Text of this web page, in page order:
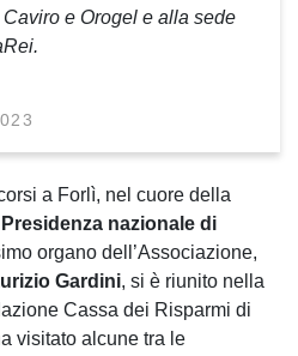
e Orogel e alla sede
a Forlì, nel cuore della
nazionale di
organo dell’Associazione,
Gardini, si è riunito nella
Cassa dei Risparmi di
visitato alcune tra le